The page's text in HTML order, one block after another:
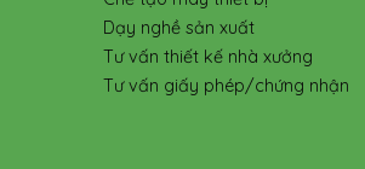
Dạy nghề sản xuất
Tư vấn thiết kế nhà xưởng
Tư vấn giấy phép/chứng nhận